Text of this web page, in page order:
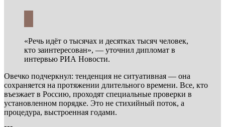
«Речь идёт о тысячах и десятках тысяч человек,
кто заинтересован», — уточнил дипломат в
интервью РИА Новости.
Овечко подчеркнул: тенденция не ситуативная — она
сохраняется на протяжении длительного времени. Все, кто
въезжает в Россию, проходят специальные проверки в
установленном порядке. Это не стихийный поток, а
процедура, выстроенная годами.